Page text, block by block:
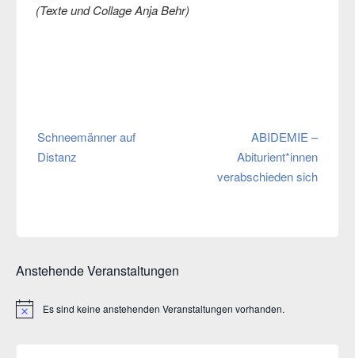
(Texte und Collage Anja Behr)
Beitragsnavigation
Schneemänner auf
Distanz
ABIDEMIE –
Abiturient*innen
verabschieden sich
Anstehende Veranstaltungen
HinweisEs sind keine anstehenden Veranstaltungen vorhanden.